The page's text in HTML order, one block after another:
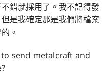
錯就採用了。我不記得發
是我確定那是我們將檔案
。
send metalcraft and